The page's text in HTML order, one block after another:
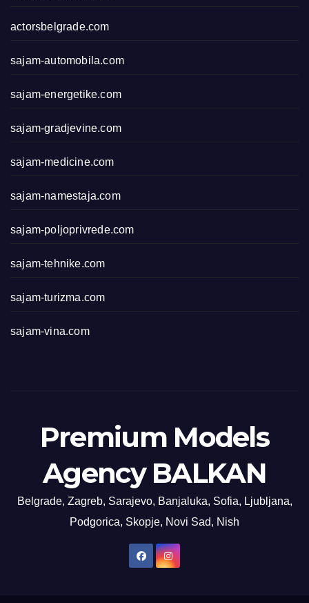
actorsbelgrade.com
sajam-automobila.com
sajam-energetike.com
sajam-gradjevine.com
sajam-medicine.com
sajam-namestaja.com
sajam-poljoprivrede.com
sajam-tehnike.com
sajam-turizma.com
sajam-vina.com
Premium Models
Agency BALKAN
Belgrade, Zagreb, Sarajevo, Banjaluka, Sofia, Ljubljana,
Podgorica, Skopje, Novi Sad, Nish